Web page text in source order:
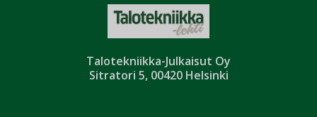
Talotekniikka-Julkaisut Oy
Sitratori 5, 00420 Helsinki